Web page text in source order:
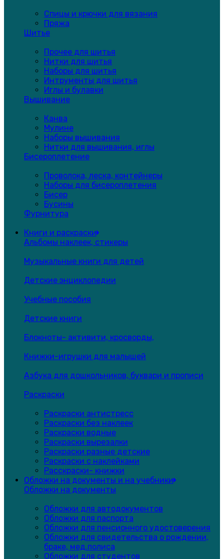
Спицы и крючки для вязания
Пряжа
Шитье
Прочее для шитья
Нитки для шитья
Наборы для шитья
Интрументы для шитья
Иглы и булавки
Вышивание
Канва
Мулине
Наборы вышивания
Нитки для вышивания, иглы
Бисероплетение
Проволока, леска, контейнеры
Наборы для бисероплетения
Бисер
Бусины
Фурнитура
Книги и раскраски
Альбомы наклеек, стикеры
Музыкальные книги для детей
Детские энциклопедии
Учебные пособия
Детские книги
Блокноты- активити, кросворды,
Книжки-игрушки для малышей
Азбука для дошкольников, буквари и прописи
Раскраски
Раскраски антистресс
Раскраски без наклеек
Раскраски водные
Раскраски вырезалки
Раскраски разные детские
Раскраски с наклейками
Расскраски- книжки
Обложки на документы и на учебники
Обложки на документы
Обложки для автодокументов
Обложки для паспорта
Обложки для пенсионного удостоверения
Обложки для свидетельства о рождении,
браке, мед.полиса
Обложки для студентов